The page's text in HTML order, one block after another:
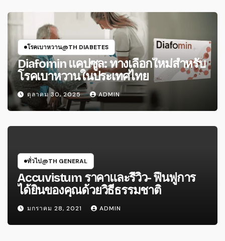
โรคเบาหวาน@TH DIABETES
Diafomin แคปซูล: ทางเลือกใหม่สําหรับ
โรคเบาหวานในประเทศไทย
ตุลาคม 30, 2025 ADMIN
ทั่วไป@TH GENERAL
Accuvistum ราคาและรีวิว- ฟื้นฟูการ
ได้ยินของคุณด้วยวิธีธรรมชาติ
มกราคม 28, 2021 ADMIN